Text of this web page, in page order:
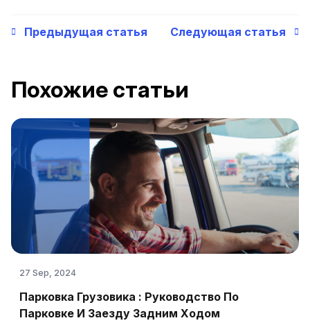
Предыдущая статья Следующая статья
Похожие статьи
27 Sep, 2024
Парковка Грузовика : Руководство По
Парковке И Заезду Задним Ходом